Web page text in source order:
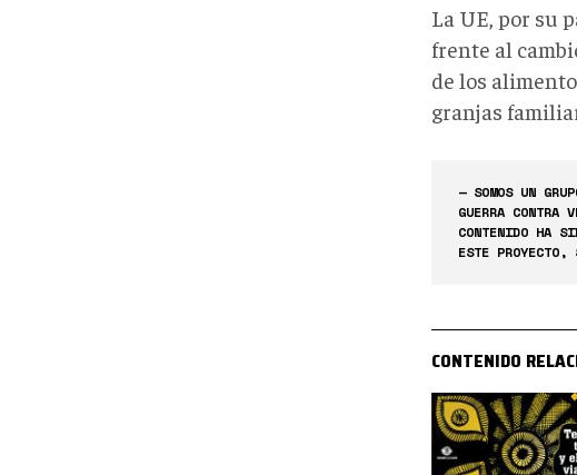
La UE, por su
frente al
de los
granjas
— SOMOS UN
GUERRA
CONTENIDO HA
ESTE
CONTENIDO